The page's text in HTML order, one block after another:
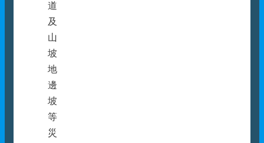
道
及
山
坡
地
邊
坡
等
災